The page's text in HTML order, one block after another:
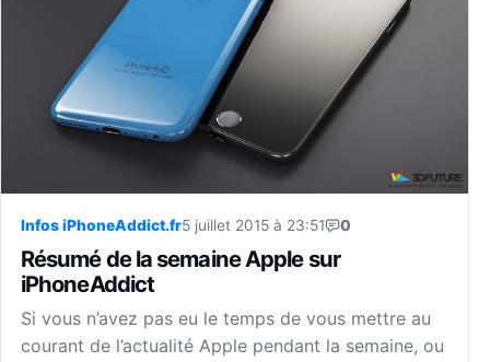
Infos iPhoneAddict.fr5 juillet 2015 à 23:51 0
Résumé de la semaine Apple sur
iPhoneAddict
Si vous n’avez pas eu le temps de vous mettre au
courant de l’actualité Apple pendant la semaine, ou